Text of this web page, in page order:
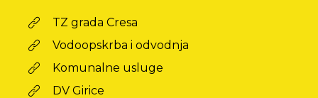
TZ grada Cresa
Vodoopskrba i odvodnja
Komunalne usluge
DV Girice